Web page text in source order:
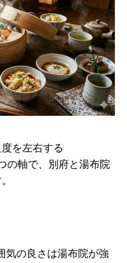
を左右する
の軸で、別府と湯布院
気の良さは湯布院が強